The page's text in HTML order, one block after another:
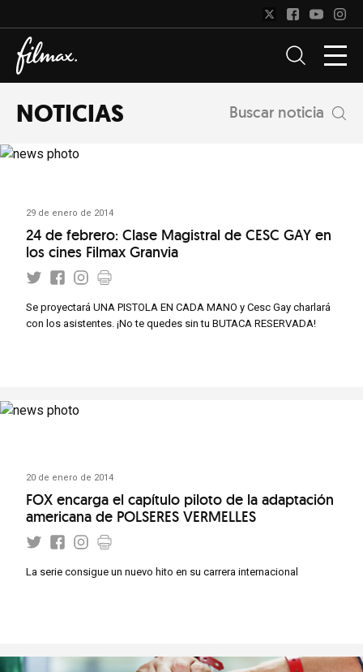
NOTICIAS Buscar noticia
29 de enero de 2014
24 de febrero: Clase Magistral de CESC GAY en
los cines Filmax Granvia
Se proyectará UNA PISTOLA EN CADA MANO y Cesc Gay charlará
con los asistentes. ¡No te quedes sin tu BUTACA RESERVADA!
20 de enero de 2014
FOX encarga el capítulo piloto de la adaptación
americana de POLSERES VERMELLES
La serie consigue un nuevo hito en su carrera internacional